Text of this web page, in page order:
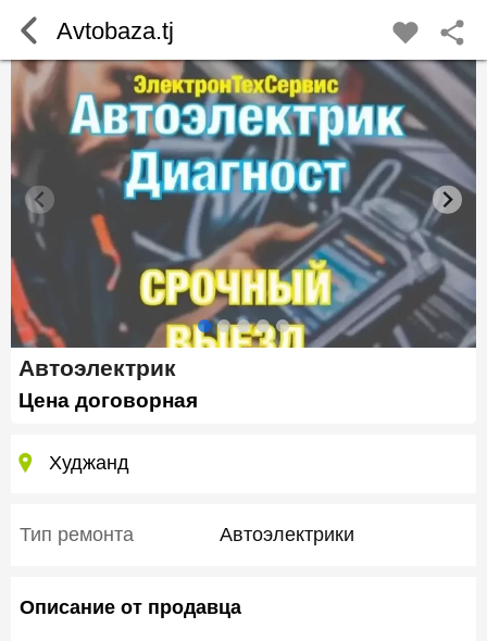
Автоэлектрик
Цена договорная
Худжанд
Тип ремонта Автоэлектрики
Описание от продавца
Avtobaza.tj